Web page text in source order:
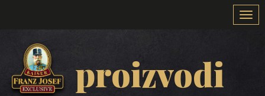
proizvodi